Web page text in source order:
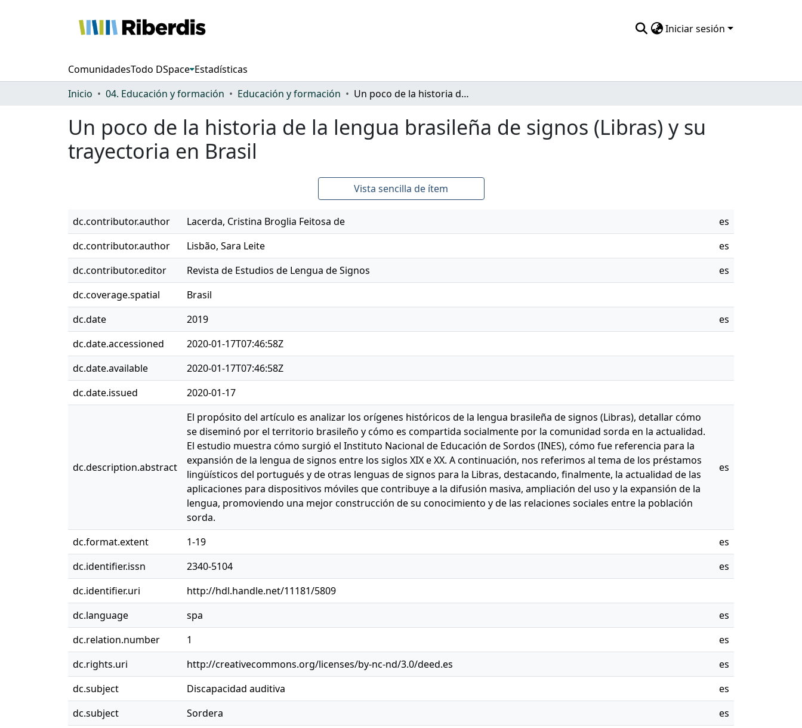
Iniciar sesión
ComunidadesTodo DSpace Estadísticas
Inicio
04. Educación y formación Educación y formación Un poco de la historia de la lengua brasileña de signos (Libras) y su trayectoria en Brasil
Un poco de la historia de la lengua brasileña de signos (Libras) y su
trayectoria en Brasil
Vista sencilla de ítem
dc.contributor.author Lacerda, Cristina Broglia Feitosa de
es
dc.contributor.author
Lisbão, Sara Leite
es
dc.contributor.editor
Revista de Estudios de Lengua de Signos
es
dc.coverage.spatial
Brasil
dc.date
2019
es
dc.date.accessioned
2020-01-17T07:46:58Z
dc.date.available
2020-01-17T07:46:58Z
dc.date.issued
2020-01-17
dc.description.abstract
El propósito del artículo es analizar los orígenes históricos de la lengua brasileña de signos (Libras), detallar cómo
se diseminó por el territorio brasileño y cómo es compartida socialmente por la comunidad sorda en la actualidad.
El estudio muestra cómo surgió el Instituto Nacional de Educación de Sordos (INES), cómo fue referencia para la
expansión de la lengua de signos entre los siglos XIX e XX. A continuación, nos referimos al tema de los préstamos
lingüísticos del portugués y de otras lenguas de signos para la Libras, destacando, finalmente, la actualidad de las
aplicaciones para dispositivos móviles que contribuye a la difusión masiva, ampliación del uso y la expansión de la
lengua, promoviendo una mejor construcción de su conocimiento y de las relaciones sociales entre la población
sorda.
es
dc.format.extent 1-19
es
dc.identifier.issn
2340-5104
es
dc.identifier.uri
http://hdl.handle.net/11181/5809
dc.language
spa
es
dc.relation.number
1
es
dc.rights.uri
http://creativecommons.org/licenses/by-nc-nd/3.0/deed.es
es
dc.subject
Discapacidad auditiva
es
dc.subject
Sordera
es